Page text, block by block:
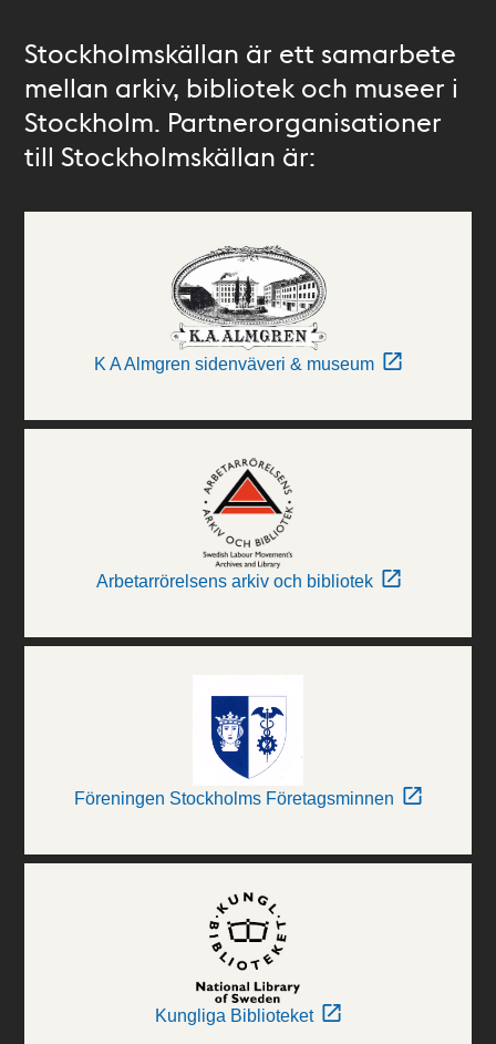
Stockholmskällan är ett samarbete
mellan arkiv, bibliotek och museer i
Stockholm. Partnerorganisationer
till Stockholmskällan är:
K A Almgren sidenväveri & museum
Arbetarrörelsens arkiv och bibliotek
Föreningen Stockholms Företagsminnen
Kungliga Biblioteket